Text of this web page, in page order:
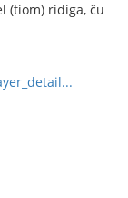
(tiom) ridiga, ĉu